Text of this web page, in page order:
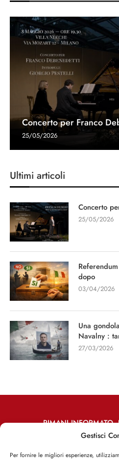
Gestisci
Per fornire le migliori esperienze,
Concerto per Franco
25/05/2026
Ultimi articoli
Concerto
25/05/2026
dopo
03/04/2026
Una
Navalny :
27/03/2026
RIMANI INFORMATO,
Iscriviti alla